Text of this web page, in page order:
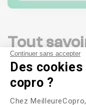
Continuer sans accepter
Des cookies
copro ?
Plateforme
Chez
Tout
en
155